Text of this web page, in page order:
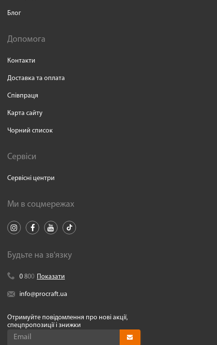
Блог
Допомога
Контакти
Доставка та оплата
Співпраця
Карта сайту
Чорний список
Сервіси
Сервісні центри
Ми в соцмережах
Будьте на зв'язку
0 800 Показати
info@procraft.ua
Отримуйте повідомлення про нові акції,
спецпропозиції і знижки